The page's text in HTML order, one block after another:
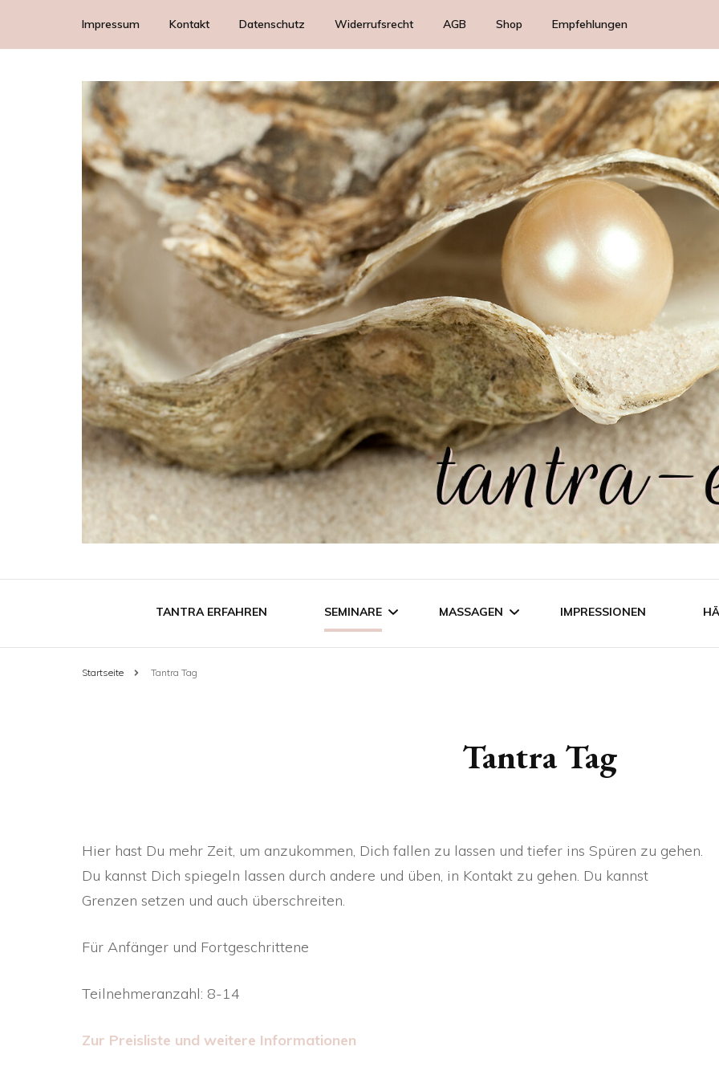
Impressum Kontakt Datenschutz Widerrufsrecht AGB Shop
Lungis
Ritualdecken
Reizendes
Duftendes
Empfehlungen
TANTRA ERFAHREN SEMINARE MASSAGEN
PROSTATAMASSAGE
RITUAL ZU DRITT
IMPRESSIONEN
Startseite Tantra Tag
Tantra Tag
Hier hast Du mehr Zeit, um anzukommen, Dich fallen zu lassen und tiefer ins Spüren zu gehen.
Du kannst Dich spiegeln lassen durch andere und üben, in Kontakt zu gehen. Du kannst
Grenzen setzen und auch überschreiten.
Für Anfänger und Fortgeschrittene
Teilnehmeranzahl: 8-14
Zur Preisliste und weitere Informationen